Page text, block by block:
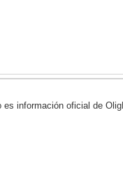
información oficial de